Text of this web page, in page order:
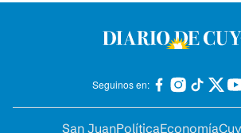
Seguinos en:
San JuanPolíticaEconomía